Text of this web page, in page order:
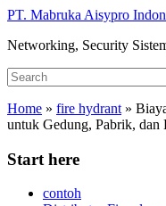
Skip
main
PT. Mabruka Aisypro
Networking, Security
Search
for:
Home » fire hydrant »
untuk Gedung, Pabrik, dan
Start here
contoh